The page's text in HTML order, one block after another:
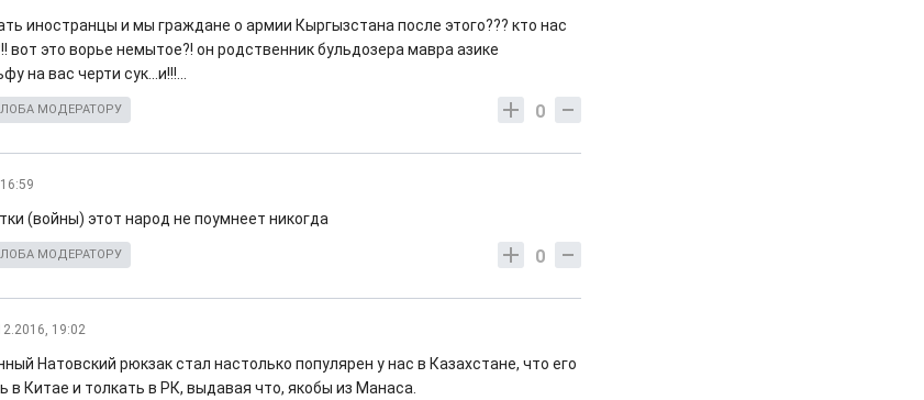
иностранцы и мы граждане о армии Кыргызстана после этого??? кто нас
вот это ворье немытое?! он родственник бульдозера мавра азике
на вас черти сук...и!!!...
0
МОДЕРАТОРУ
(войны) этот народ не поумнеет никогда
0
МОДЕРАТОРУ
19:02
Натовский рюкзак стал настолько популярен у нас в Казахстане, что его
в Китае и толкать в РК, выдавая что, якобы из Манаса.